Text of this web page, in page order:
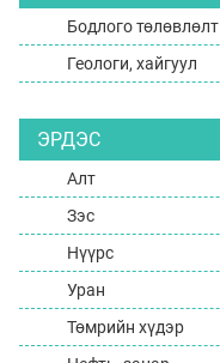
Бодлого төлөвлөлт
Геологи, хайгуул
ЭРДЭС
Алт
Зэс
Нүүрс
Уран
Төмрийн хүдэр